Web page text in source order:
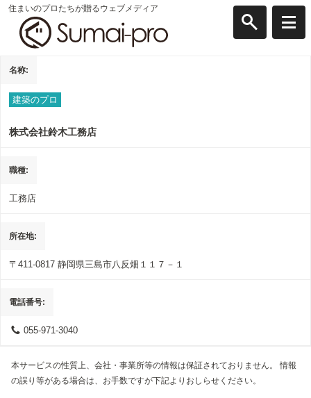
住まいのプロたちが贈るウェブメディア
名称
建築のプロ
株式会社鈴木工務店
職種
工務店
所在地
〒411-0817 静岡県三島市八反畑１１７－１
電話番号
055-971-3040
本サービスの性質上、会社・事業所等の情報は保証されておりません。 情報
の誤り等がある場合は、お手数ですが下記よりおしらせください。